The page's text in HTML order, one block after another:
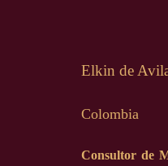
Elkin de
Colombia
Consultor de